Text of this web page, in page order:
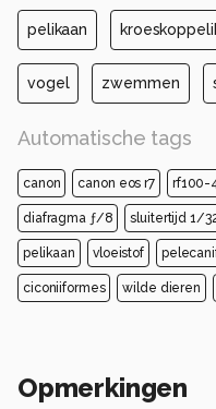
pelikaan
vogel zwemmen
Automatische tags
canon canon eos r7 rf100-
diafragma ƒ/8 sluitertijd 1/
pelikaan vloeistof
ciconiiformes wilde dieren
Opmerkingen